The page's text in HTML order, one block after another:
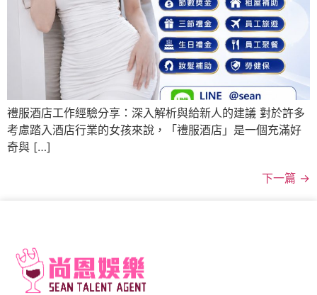
禮服酒店工作經驗分享：深入解析與給新人的建議 對於許多
考慮踏入酒店行業的女孩來說，「禮服酒店」是一個充滿好
奇與 […]
下一篇 →